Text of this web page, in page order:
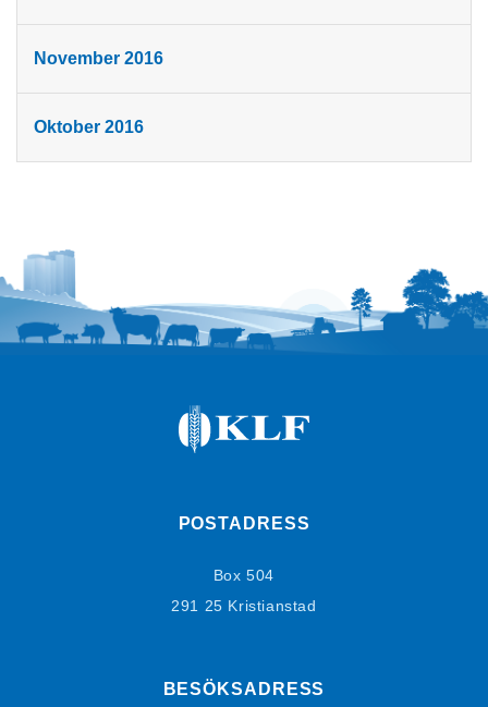
November 2016
Oktober 2016
POSTADRESS
Box 504
291 25 Kristianstad
BESÖKSADRESS